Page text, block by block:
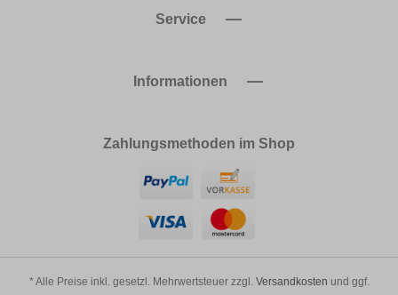
Service
Informationen
Zahlungsmethoden im Shop
* Alle Preise inkl. gesetzl. Mehrwertsteuer zzgl. Versandkosten und ggf.